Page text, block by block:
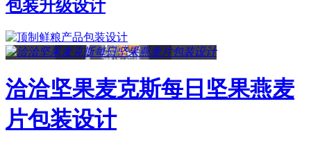
包装升级设计
洽洽坚果麦克斯每日坚果燕麦
片包装设计